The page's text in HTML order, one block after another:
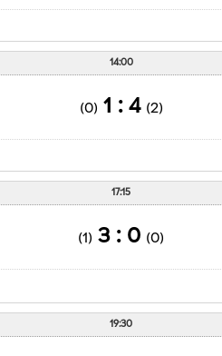
14:00
(2)
4 : 1
(0)
17:15
(0)
0 : 3
(1)
19:30